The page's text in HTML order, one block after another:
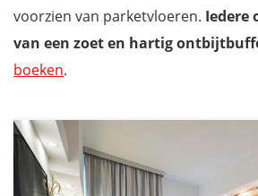
voorzien van parketvloeren. Iedere
van een zoet en hartig
boeken.